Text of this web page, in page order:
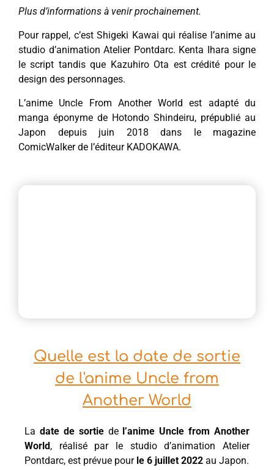
Plus d’informations à venir prochainement.
Pour rappel, c’est Shigeki Kawai qui réalise l’anime au
studio d’animation Atelier Pontdarc. Kenta Ihara signe
le script tandis que Kazuhiro Ota est crédité pour le
design des personnages.
L’anime Uncle From Another World est adapté du
manga éponyme de Hotondo Shindeiru, prépublié au
Japon depuis juin 2018 dans le magazine
ComicWalker de l’éditeur KADOKAWA.
Quelle est la date de sortie
de l'anime Uncle from
Another World
La date de sortiede l’anime Uncle from Another
World , réalisé par le studio d’animation Atelier
Pontdarc, est prévue pour le 6 juillet 2022 au Japon.